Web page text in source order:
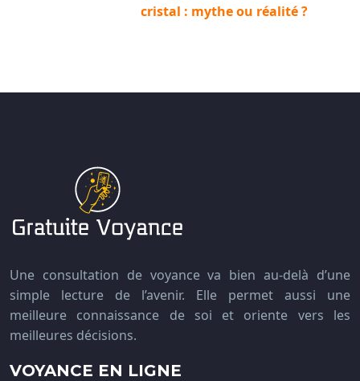
cristal : mythe ou réalité ?
Une consultation de voyance va bien au-delà d’une
simple lecture de l’avenir. Elle permet aussi une
meilleure connaissance de soi et oriente vers les
meilleures décisions.
VOYANCE EN LIGNE